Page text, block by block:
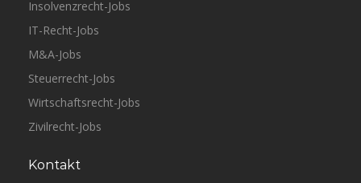
Insolvenzrecht-Jobs
IT-Recht-Jobs
M&A-Jobs
Steuerrecht-Jobs
Wirtschaftsrecht-Jobs
Zivilrecht-Jobs
Kontakt